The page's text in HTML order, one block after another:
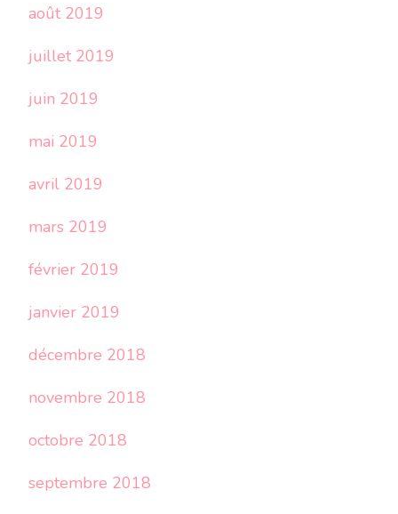
août 2019
juillet 2019
juin 2019
mai 2019
avril 2019
mars 2019
février 2019
janvier 2019
décembre 2018
novembre 2018
octobre 2018
septembre 2018